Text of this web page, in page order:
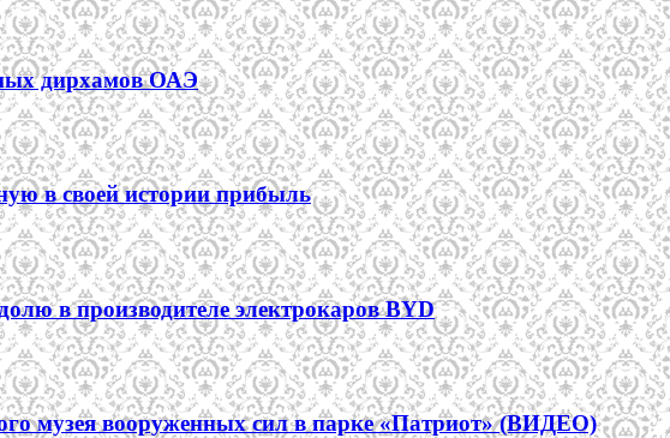
дирхамов ОАЭ
в своей истории прибыль
в производителе электрокаров BYD
музея вооруженных сил в парке «Патриот» (ВИДЕО)